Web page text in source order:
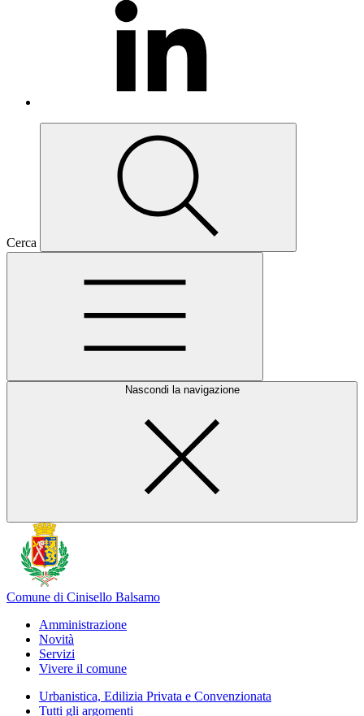
Cerca
Nascondi la navigazione
Comune di Cinisello Balsamo
Amministrazione
Novità
Servizi
Vivere il comune
Urbanistica, Edilizia Privata e Convenzionata
Tutti gli argomenti